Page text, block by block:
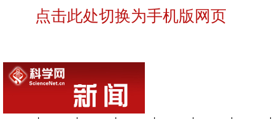
点击此处切换为手机版网页